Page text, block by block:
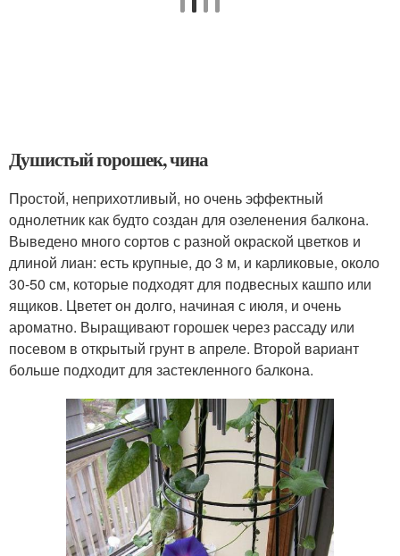
Душистый горошек, чина
Простой, неприхотливый, но очень эффектный
однолетник как будто создан для озеленения балкона.
Выведено много сортов с разной окраской цветков и
длиной лиан: есть крупные, до 3 м, и карликовые, около
30-50 см, которые подходят для подвесных кашпо или
ящиков. Цветет он долго, начиная с июля, и очень
ароматно. Выращивают горошек через рассаду или
посевом в открытый грунт в апреле. Второй вариант
больше подходит для застекленного балкона.